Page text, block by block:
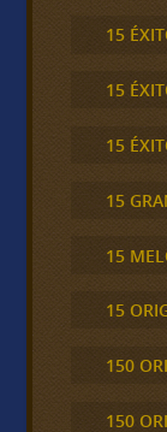
15
15
15
15
15
15
150
150